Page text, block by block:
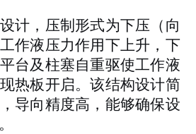
计，压制形式为下压（向
作液压力作用下上升，下
台及柱塞自重驱使工作液
热板开启。该结构设计简
导向精度高，能够确保设